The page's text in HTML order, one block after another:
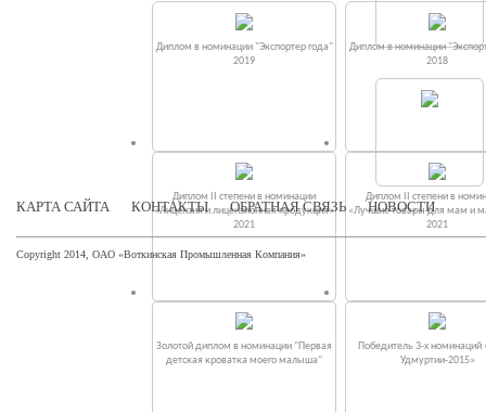
Диплом в номинации "Экспортер года"
2019
Диплом в номинации
2018
Диплом II степени в номинации
«Лицензия и лицензионная продукция»
2021
Диплом II степени в
«Лучшие товары для мам и
2021
Золотой диплом в номинации "Первая
детская кроватка моего малыша"
Победитель 3-х номинаций
Удмуртии-2015»
КАРТА САЙТА КОНТАКТЫ ОБРАТНАЯ СВЯЗЬ НОВОСТИ
Copyright 2014, ОАО «Воткинская Промышленная Компания»